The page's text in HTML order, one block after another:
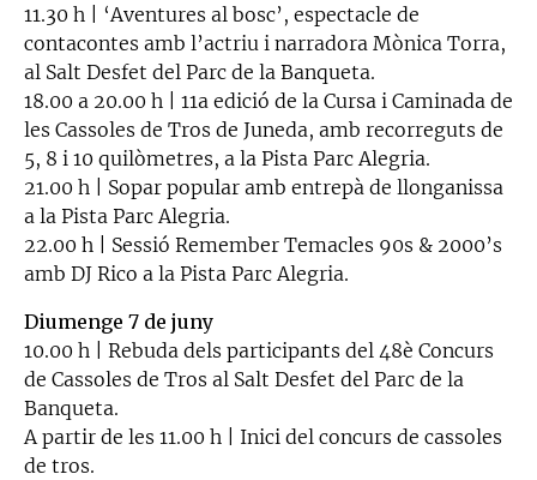
11.30 h | ‘Aventures al bosc’, espectacle de
contacontes amb l’actriu i narradora Mònica Torra,
al Salt Desfet del Parc de la Banqueta.
18.00 a 20.00 h | 11a edició de la Cursa i Caminada de
les Cassoles de Tros de Juneda, amb recorreguts de
5, 8 i 10 quilòmetres, a la Pista Parc Alegria.
21.00 h | Sopar popular amb entrepà de llonganissa
a la Pista Parc Alegria.
22.00 h | Sessió Remember Temacles 90s & 2000’s
amb DJ Rico a la Pista Parc Alegria.
Diumenge 7 de juny
10.00 h | Rebuda dels participants del 48è Concurs
de Cassoles de Tros al Salt Desfet del Parc de la
Banqueta.
A partir de les 11.00 h | Inici del concurs de cassoles
de tros.